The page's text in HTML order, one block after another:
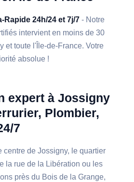
Rapide 24h/24 et 7j/7 - Notre
intervient en moins de 30
et toute l'Île-de-France. Votre
absolue !
expert à Jossigny
Plombier,
7
centre de Jossigny, le quartier
la rue de la Libération ou les
près du Bois de la Grange,